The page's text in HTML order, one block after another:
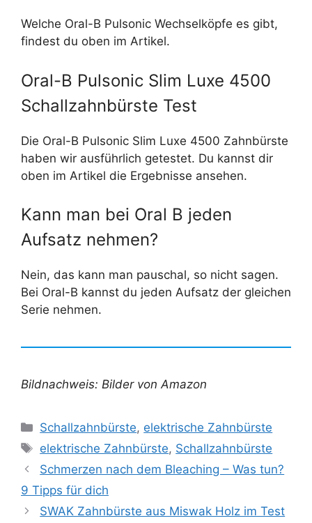
Welche Oral-B Pulsonic Wechselköpfe es gibt,
findest du oben im Artikel.
Oral-B Pulsonic Slim Luxe 4500
Schallzahnbürste Test
Die Oral-B Pulsonic Slim Luxe 4500 Zahnbürste
haben wir ausführlich getestet. Du kannst dir
oben im Artikel die Ergebnisse ansehen.
Kann man bei Oral B jeden
Aufsatz nehmen?
Nein, das kann man pauschal, so nicht sagen.
Bei Oral-B kannst du jeden Aufsatz der gleichen
Serie nehmen.
Bildnachweis: Bilder von Amazon
Kategorien
Schallzahnbürste, elektrische Zahnbürste
Schlagwörter
elektrische Zahnbürste, Schallzahnbürste
Schmerzen nach dem Bleaching – Was tun?
9 Tipps für dich
SWAK Zahnbürste aus Miswak Holz im Test